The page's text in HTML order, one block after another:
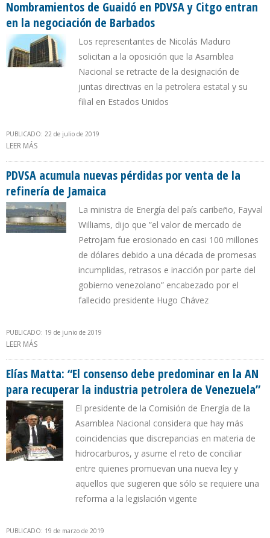
CNPC
Nombramientos de Guaidó en PDVSA y Citgo entran
en la negociación de Barbados
Los representantes de Nicolás Maduro
solicitan a la oposición que la Asamblea
Nacional se retracte de la designación de
juntas directivas en la petrolera estatal y su
filial en Estados Unidos
PUBLICADO: 22 de julio de 2019
LEER MÁS
PDVSA acumula nuevas pérdidas por venta de la
refinería de Jamaica
La ministra de Energía del país caribeño, Fayval
Williams, dijo que ”el valor de mercado de
Petrojam fue erosionado en casi 100 millones
de dólares debido a una década de promesas
incumplidas, retrasos e inacción por parte del
gobierno venezolano” encabezado por el
fallecido presidente Hugo Chávez
PUBLICADO: 19 de junio de 2019
LEER MÁS
Elías Matta: “El consenso debe predominar en la AN
para recuperar la industria petrolera de Venezuela”
El presidente de la Comisión de Energía de la
Asamblea Nacional considera que hay más
coincidencias que discrepancias en materia de
hidrocarburos, y asume el reto de conciliar
entre quienes promuevan una nueva ley y
aquellos que sugieren que sólo se requiere una
reforma a la legislación vigente
PUBLICADO: 19 de marzo de 2019